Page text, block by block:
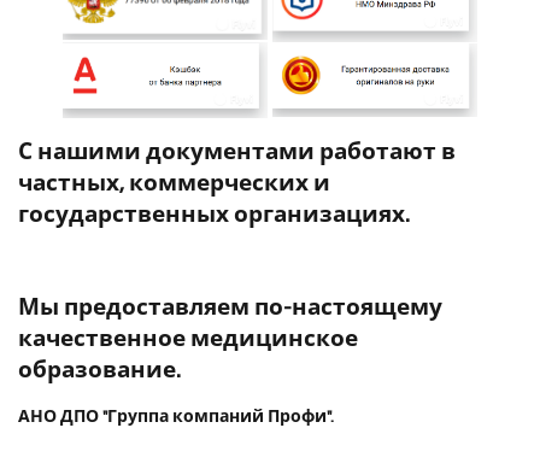
С нашими документами работают в
частных, коммерческих и
государственных организациях.
Мы предоставляем по-настоящему
качественное медицинское
образование.
АНО ДПО "Группа компаний Профи".